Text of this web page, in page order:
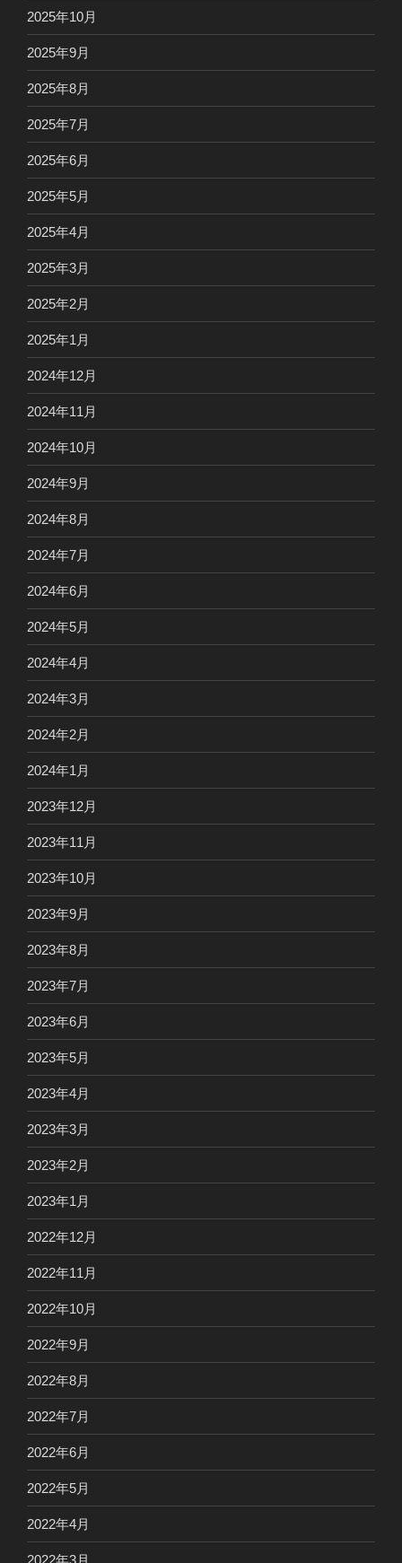
2025年10月
2025年9月
2025年8月
2025年7月
2025年6月
2025年5月
2025年4月
2025年3月
2025年2月
2025年1月
2024年12月
2024年11月
2024年10月
2024年9月
2024年8月
2024年7月
2024年6月
2024年5月
2024年4月
2024年3月
2024年2月
2024年1月
2023年12月
2023年11月
2023年10月
2023年9月
2023年8月
2023年7月
2023年6月
2023年5月
2023年4月
2023年3月
2023年2月
2023年1月
2022年12月
2022年11月
2022年10月
2022年9月
2022年8月
2022年7月
2022年6月
2022年5月
2022年4月
2022年3月